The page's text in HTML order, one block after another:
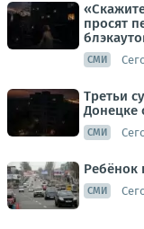
просят
СМИ
Третьи
Донецке
СМИ
Ребёнок
СМИ